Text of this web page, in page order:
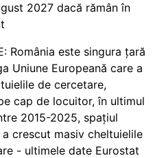
2027 dacă rămân în
România este singura țară
Uniune Europeană care a
de cercetare,
cap de locuitor, în ultimul
2015-2025, spațiul
crescut masiv cheltuielile
- ultimele date Eurostat